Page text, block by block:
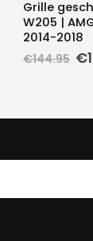
Grille
W205 |
2014-2018
€144.95 €